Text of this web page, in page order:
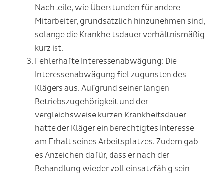
Nachteile, wie Überstunden für andere
Mitarbeiter, grundsätzlich hinzunehmen sind,
solange die Krankheitsdauer verhältnismäßig
kurz ist.
Fehlerhafte Interessenabwägung: Die
Interessenabwägung fiel zugunsten des
Klägers aus. Aufgrund seiner langen
Betriebszugehörigkeit und der
vergleichsweise kurzen Krankheitsdauer
hatte der Kläger ein berechtigtes Interesse
am Erhalt seines Arbeitsplatzes. Zudem gab
es Anzeichen dafür, dass er nach der
Behandlung wieder voll einsatzfähig sein